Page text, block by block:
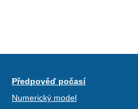
Předpověď počasí
Numerický model